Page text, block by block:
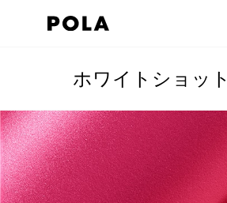
ホワイトショット